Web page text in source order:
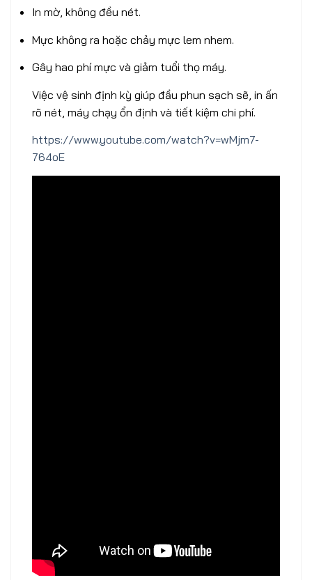
In mờ, không đều nét.
Mực không ra hoặc chảy mực lem nhem.
Gây hao phí mực và giảm tuổi thọ máy.
Việc vệ sinh định kỳ giúp đầu phun sạch sẽ, in ấn
rõ nét, máy chạy ổn định và tiết kiệm chi phí.
https://www.youtube.com/watch?v=wMjm7-
764oE